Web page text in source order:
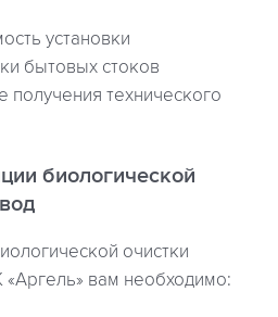
установки
бытовых стоков
получения технического
биологической
очистки
«Аргель» вам необходимо: